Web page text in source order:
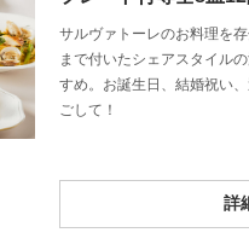
サルヴァトーレのお料理を
まで付いたシェアスタイル
すめ。お誕生日、結婚祝い
ごして！
詳